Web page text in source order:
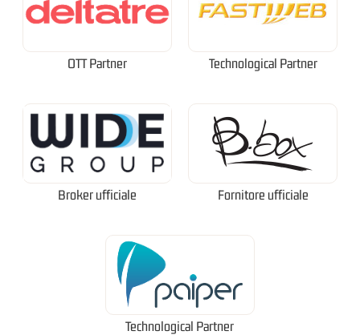
OTT Partner Technological Partner
Broker ufficiale Fornitore ufficiale
Technological Partner